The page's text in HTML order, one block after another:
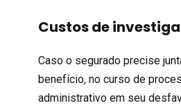
Custos de
Caso o segurado precise
benefício, no curso de
administrativo em seu